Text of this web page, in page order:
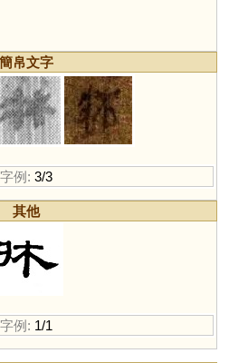
簡帛文字
字例: 3/3
其他
字例: 1/1